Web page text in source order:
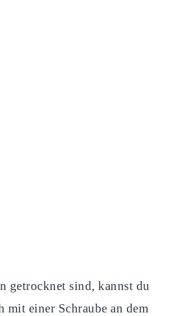
getrocknet sind, kannst du
mit einer Schraube an dem